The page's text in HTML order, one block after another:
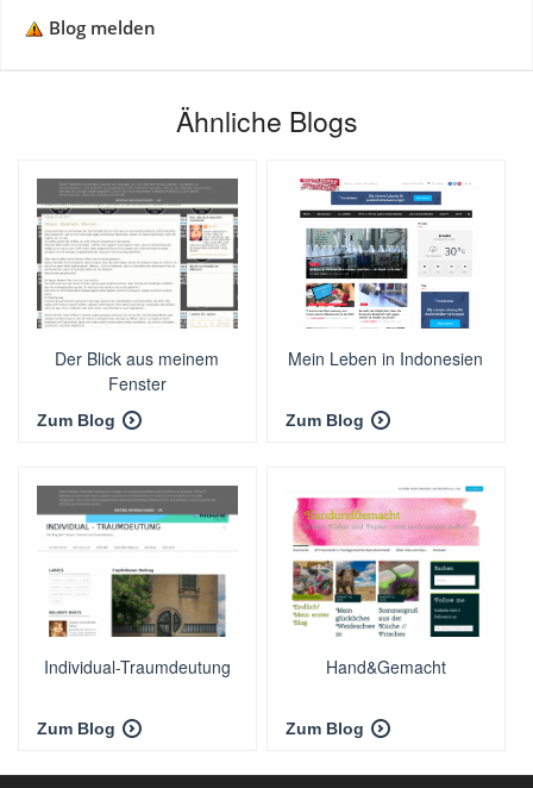
Blog melden
Ähnliche Blogs
Der Blick aus meinem
Fenster
Zum Blog
Mein Leben in Indonesien
Zum Blog
Individual-Traumdeutung
Zum Blog
Hand&Gemacht
Zum Blog